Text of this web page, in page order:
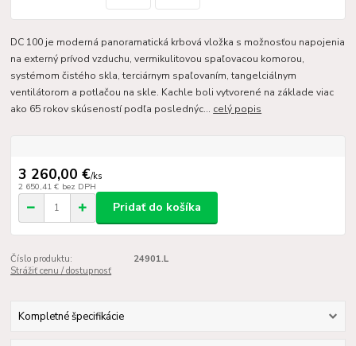
DC 100 je moderná panoramatická krbová vložka s možnosťou napojenia
na externý prívod vzduchu, vermikulitovou spaľovacou komorou,
systémom čistého skla, terciárnym spaľovaním, tangelciálnym
ventilátorom a potlačou na skle. Kachle boli vytvorené na základe viac
ako 65 rokov skúseností podľa poslednýc... celý popis
3 260,00 €/ks
2 650,41 € bez DPH
Pridať do košíka
Číslo produktu:
24901.L
Strážiť cenu / dostupnosť
Kompletné špecifikácie